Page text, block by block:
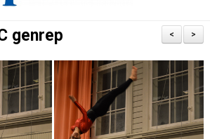
>
<
genrep